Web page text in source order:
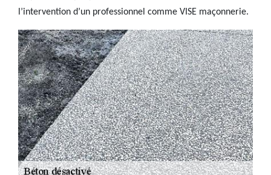
l’intervention d’un professionnel comme VISE maçonnerie.